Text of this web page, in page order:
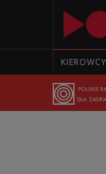
KIEROWCY